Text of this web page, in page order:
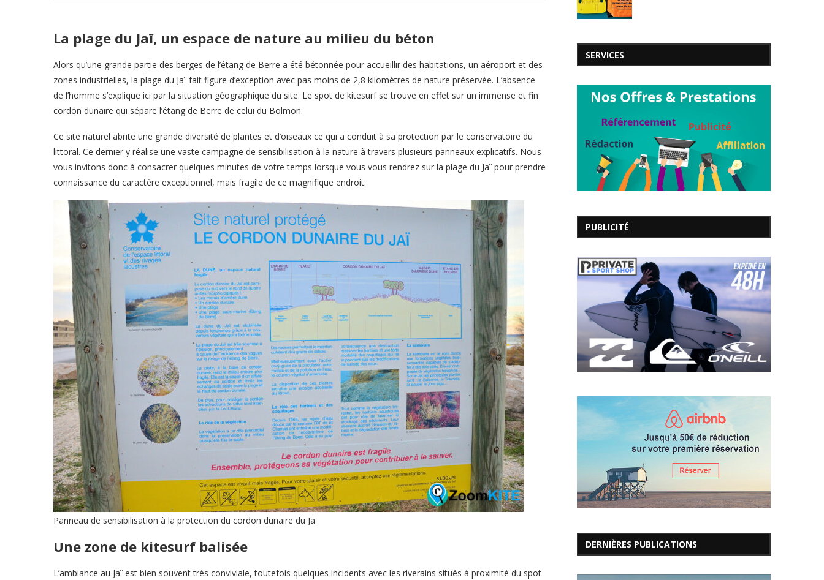
La plage du Jaï, un espace de nature au milieu du béton
Alors qu’une grande partie des berges de l’étang de Berre a été bétonnée pour accueillir des habitations, un aéroport et des
zones industrielles, la plage du Jaï fait figure d’exception avec pas moins de 2,8 kilomètres de nature préservée. L’absence
de l’homme s’explique ici par la situation géographique du site. Le spot de kitesurf se trouve en effet sur un immense et fin
cordon dunaire qui sépare l’étang de Berre de celui du Bolmon.
Ce site naturel abrite une grande diversité de plantes et d’oiseaux ce qui a conduit à sa protection par le conservatoire du
littoral. Ce dernier y réalise une vaste campagne de sensibilisation à la nature à travers plusieurs panneaux explicatifs. Nous
vous invitons donc à consacrer quelques minutes de votre temps lorsque vous vous rendrez sur la plage du Jaï pour prendre
connaissance du caractère exceptionnel, mais fragile de ce magnifique endroit.
Panneau de sensibilisation à la protection du cordon dunaire du Jaï
Une zone de kitesurf balisée
L’ambiance au Jaï est bien souvent très conviviale, toutefois quelques incidents avec les riverains situés à proximité du spot
SERVICES
PUBLICITÉ
DERNIÈRES PUBLICATIONS